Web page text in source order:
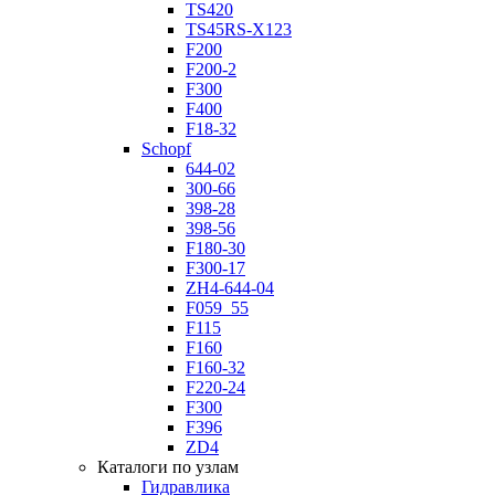
TS420
TS45RS-X123
F200
F200-2
F300
F400
F18-32
Schopf
644-02
300-66
398-28
398-56
F180-30
F300-17
ZH4-644-04
F059_55
F115
F160
F160-32
F220-24
F300
F396
ZD4
Каталоги по узлам
Гидравлика